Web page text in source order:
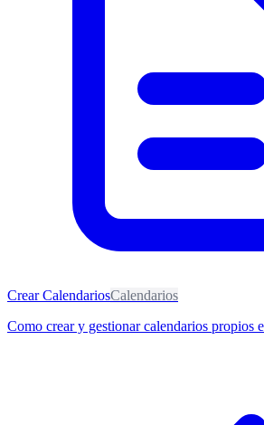
Crear CalendariosCalendarios
Como crear y gestionar calendarios propios